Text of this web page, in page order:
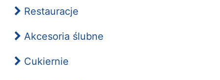
Restauracje
Akcesoria ślubne
Cukiernie